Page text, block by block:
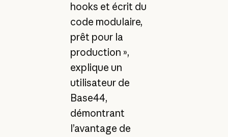
hooks et écrit du
code modulaire,
prêt pour la
production »,
explique un
utilisateur de
Base44,
démontrant
l’avantage de